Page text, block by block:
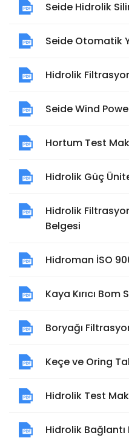
Seide Hidrolik
Seide Otomatik
Hidrolik
Seide Wind
Hortum Test
Hidrolik Güç
Hidrolik
Belgesi
Hidroman İSO
Kaya Kırıcı
Boryağı
Keçe ve Oring
Hidrolik Test
Hidrolik Bağlantı